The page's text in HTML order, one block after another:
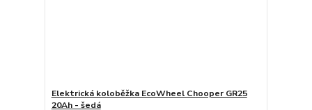
Elektrická koloběžka EcoWheel Chooper GR25
20Ah - šedá